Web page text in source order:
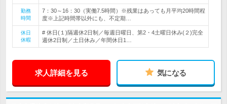
勤務
時間
7：30～16：30（実働7.5時間）※残業はあっても月平均20時間程
度※上記時間帯以外にも、不定期…
休日
休暇
# 休日(１)隔週休2日制／毎週日曜日、第2・4土曜日休み(２)完全
週休2日制／土日休み／年間休日1…
求人詳細を見る 気になる